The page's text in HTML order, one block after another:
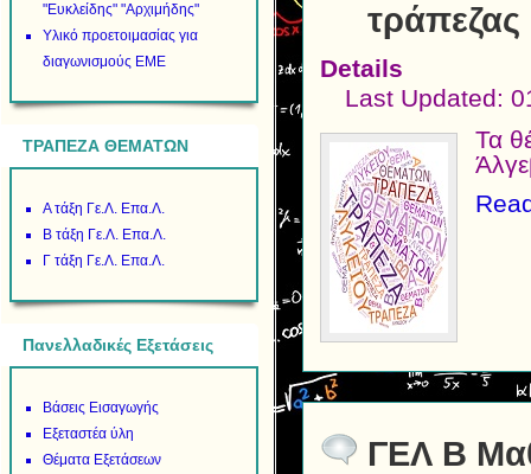
"Ευκλείδης" "Αρχιμήδης"
Υλικό προετοιμασίας για
διαγωνισμούς ΕΜΕ
ΤΡΑΠΕΖΑ ΘΕΜΑΤΩΝ
Α τάξη Γε.Λ. Επα.Λ.
Β τάξη Γε.Λ. Επα.Λ.
Γ τάξη Γε.Λ. Επα.Λ.
Πανελλαδικές Εξετάσεις
Βάσεις Εισαγωγής
Εξεταστέα ύλη
Θέματα Εξετάσεων
Details
Last Updated:
Τα
ΓΕΛ Β